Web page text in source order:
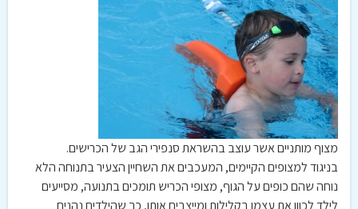
מצוף מותניים אשר עוצב בהשראת סנפירי הגב של הכרישים.
בניגוד למצופים הקיימים, המעכבים את השחיין הצעיר בתנוחה הלא
נוחה שהם כופים על הגוף, מצופי הכריש תומכים בתנועה, מסייעים
לילד לכוון את עצמו בקלילות ומייצבים אותו, כך שהילדים נהנים